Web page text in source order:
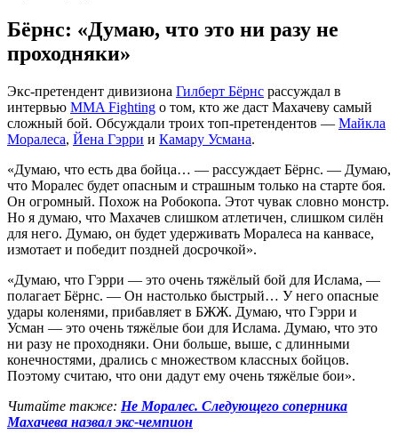
Бёрнс: «Думаю, что это ни разу не
проходняки»
Экс-претендент дивизиона Гилберт Бёрнс рассуждал в
интервью MMA Fighting о том, кто же даст Махачеву самый
сложный бой. Обсуждали троих топ-претендентов — Майкла
Моралеса, Йена Гэрри и Камару Усмана.
«Думаю, что есть два бойца… — рассуждает Бёрнс. — Думаю,
что Моралес будет опасным и страшным только на старте боя.
Он огромный. Похож на Робокопа. Этот чувак словно монстр.
Но я думаю, что Махачев слишком атлетичен, слишком силён
для него. Думаю, он будет удерживать Моралеса на канвасе,
измотает и победит поздней досрочкой».
«Думаю, что Гэрри — это очень тяжёлый бой для Ислама, —
полагает Бёрнс. — Он настолько быстрый… У него опасные
удары коленями, прибавляет в БЖЖ. Думаю, что Гэрри и
Усман — это очень тяжёлые бои для Ислама. Думаю, что это
ни разу не проходняки. Они больше, выше, с длинными
конечностями, дрались с множеством классных бойцов.
Поэтому считаю, что они дадут ему очень тяжёлые бои».
Читайте также: Не Моралес. Следующего соперника
Махачева назвал экс-чемпион